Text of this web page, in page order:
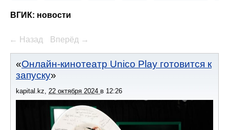
ВГИК: новости
← Назад Вперёд →
Онлайн-кинотеатр Unico Play готовится к
запуску
kapital.kz, 22 октября 2024 в 12:26